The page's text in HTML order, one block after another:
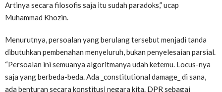
Artinya secara filosofis saja itu sudah paradoks,” ucap
Muhammad Khozin.
Menurutnya, persoalan yang berulang tersebut menjadi tanda
dibutuhkan pembenahan menyeluruh, bukan penyelesaian parsial.
“Persoalan ini semuanya algoritmanya udah ketemu. Locus-nya
saja yang berbeda-beda. Ada _constitutional damage_ di sana,
ada benturan secara konstitusi negara kita. DPR sebagai